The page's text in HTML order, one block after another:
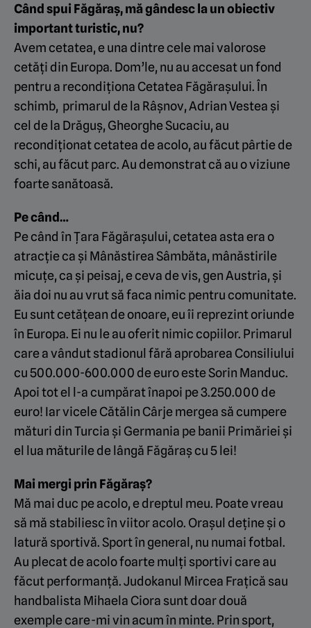
Când spui Făgăraș, mă gândesc la un obiectiv
important turistic, nu?
Avem cetatea, e una dintre cele mai valorose
cetăți din Europa. Dom’le, nu au accesat un fond
pentru a recondiționa Cetatea Făgărașului. În
schimb, primarul de la Râșnov, Adrian Vestea și
cel de la Drăguș, Gheorghe Sucaciu, au
recondiționat cetatea de acolo, au făcut pârtie de
schi, au făcut parc. Au demonstrat că au o viziune
foarte sanătoasă.
Pe când…
Pe când în Țara Făgărașului, cetatea asta era o
atracție ca și Mânăstirea Sâmbăta, mânăstirile
micuțe, ca și peisaj, e ceva de vis, gen Austria, și
ăia doi nu au vrut să faca nimic pentru comunitate.
Eu sunt cetățean de onoare, eu îi reprezint oriunde
în Europa. Ei nu le au oferit nimic copiilor. Primarul
care a vândut stadionul fără aprobarea Consiliului
cu 500.000-600.000 de euro este Sorin Manduc.
Apoi tot el l-a cumpărat înapoi pe 3.250.000 de
euro! Iar vicele Cătălin Cârje mergea să cumpere
mături din Turcia și Germania pe banii Primăriei și
el lua măturile de lângă Făgăraș cu 5 lei!
Mai mergi prin Făgăraș?
Mă mai duc pe acolo, e dreptul meu. Poate vreau
să mă stabiliesc în viitor acolo. Orașul deține și o
latură sportivă. Sport în general, nu numai fotbal.
Au plecat de acolo foarte mulți sportivi care au
făcut performanță. Judokanul Mircea Frațică sau
handbalista Mihaela Ciora sunt doar două
exemple care-mi vin acum în minte. Prin sport,